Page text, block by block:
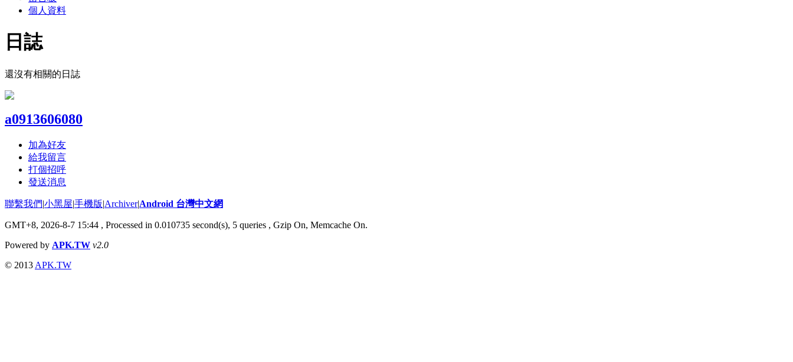
個人資料
日誌
還沒有相關的日誌
a0913606080
加為好友
給我留言
打個招呼
發送消息
聯繫我們|小黑屋|手機版|Archiver|Android 台灣中文網
GMT+8, 2026-8-7 15:44 , Processed in 0.010735 second(s), 5 queries , Gzip On, Memcache On.
Powered by APK.TW v2.0
© 2013 APK.TW